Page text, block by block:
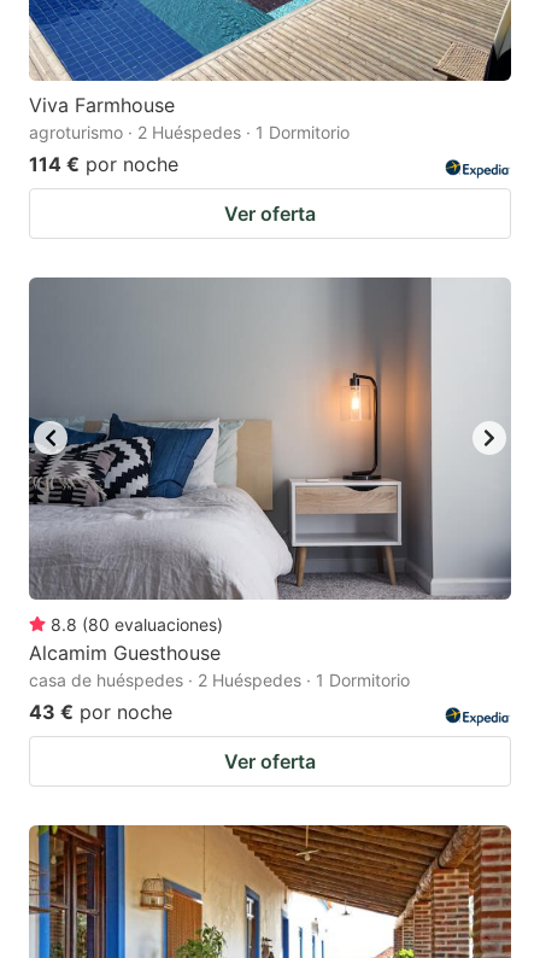
Viva Farmhouse
agroturismo · 2 Huéspedes · 1 Dormitorio
114 € por noche
Ver oferta
8.8 (80 evaluaciones)
Alcamim Guesthouse
casa de huéspedes · 2 Huéspedes · 1 Dormitorio
43 € por noche
Ver oferta